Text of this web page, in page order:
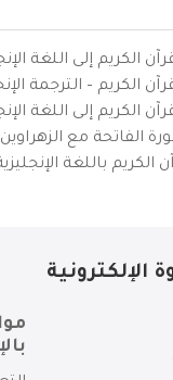
الكريم إلى اللغة
الكريم – الترجمة
الكريم إلى اللغة
الفاتحة مع الزهراوين
الكريم باللغة
الإلكترونية